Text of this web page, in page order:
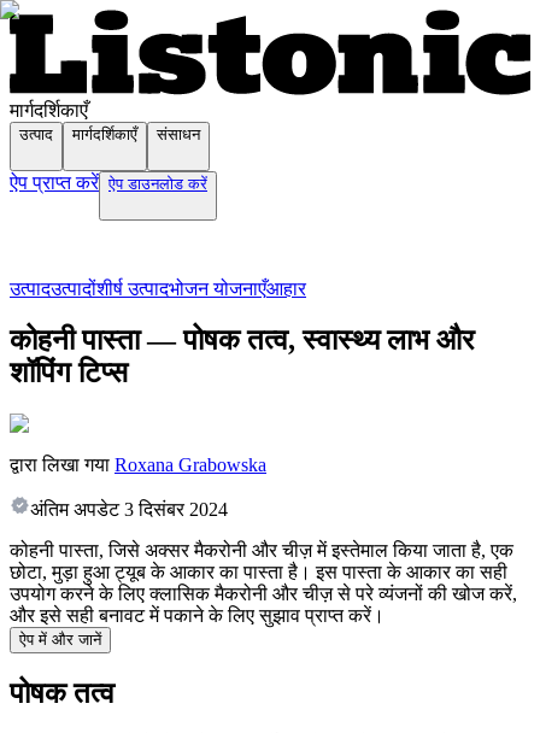
मार्गदर्शिकाएँ
उत्पाद मार्गदर्शिकाएँ संसाधन
ऐप प्राप्त करें ऐप डाउनलोड करें
उत्पादउत्पादोंशीर्ष उत्पादभोजन योजनाएँआहार
कोहनी पास्ता — पोषक तत्व, स्वास्थ्य लाभ और
शॉपिंग टिप्स
द्वारा लिखा गया Roxana Grabowska
अंतिम अपडेट 3 दिसंबर 2024
कोहनी पास्ता, जिसे अक्सर मैकरोनी और चीज़ में इस्तेमाल किया जाता है, एक
छोटा, मुड़ा हुआ ट्यूब के आकार का पास्ता है। इस पास्ता के आकार का सही
उपयोग करने के लिए क्लासिक मैकरोनी और चीज़ से परे व्यंजनों की खोज करें,
और इसे सही बनावट में पकाने के लिए सुझाव प्राप्त करें।
ऐप में और जानें
पोषक तत्व